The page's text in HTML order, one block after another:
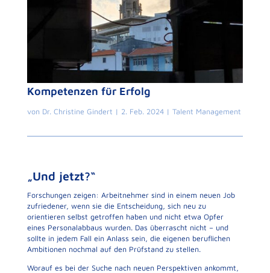
Kompetenzen für Erfolg
von Dr. Christine Gindert | 2. Feb. 2024| Talent Management
„Und jetzt?“
Forschungen zeigen: Arbeitnehmer sind in einem neuen Job
zufriedener, wenn sie die Entscheidung, sich neu zu
orientieren selbst getroffen haben und nicht etwa Opfer
eines Personalabbaus wurden. Das überrascht nicht – und
sollte in jedem Fall ein Anlass sein, die eigenen beruflichen
Ambitionen nochmal auf den Prüfstand zu stellen.
Worauf es bei der Suche nach neuen Perspektiven ankommt,